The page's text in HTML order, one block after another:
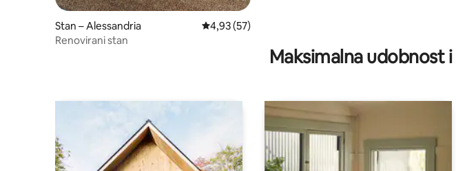
Stan – Alessandria Prosječna ocjena: 4,93/5, recenzija: 57
4,93 (57)
Renovirani stan
Maksimalna udobnost